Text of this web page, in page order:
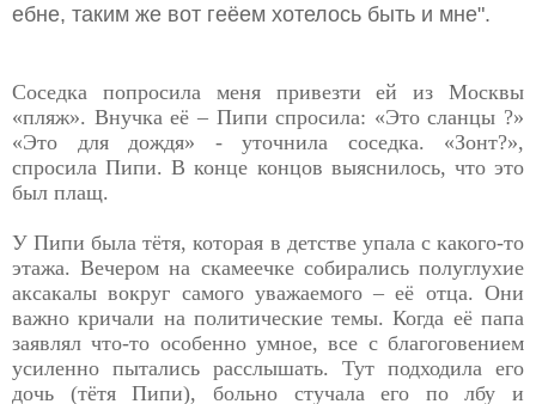
ебне, таким же вот геёем хотелось быть и мне".
Соседка попросила меня привезти ей из Москвы
«пляж». Внучка её – Пипи спросила: «Это сланцы ?»
«Это для дождя» - уточнила соседка. «Зонт?»,
спросила Пипи. В конце концов выяснилось, что это
был плащ.
У Пипи была тётя, которая в детстве упала с какого-то
этажа. Вечером на скамеечке собирались полуглухие
аксакалы вокруг самого уважаемого – её отца. Они
важно кричали на политические темы. Когда её папа
заявлял что-то особенно умное, все с благоговением
усиленно пытались расслышать. Тут подходила его
дочь (тётя Пипи), больно стучала его по лбу и